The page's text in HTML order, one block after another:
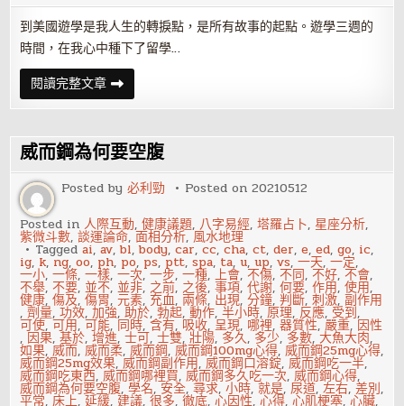
到美國遊學是我人生的轉捩點，是所有故事的起點。遊學三週的
時間，在我心中種下了留學…
閱讀完整文章為
什
麼
學
的
你，
應
該
找
會
參
加
遊
學
團？
威而鋼為何要空腹
Posted by必利勁 Posted on20210512
Posted in人際互動,健康議題, 八字易經,塔羅占卜, 星座分析,
紫微斗數,談運論命,面相分析, 風水地理
Taggedai,av,bl,body,car,cc,cha,ct,der,e,ed,go, ic,
ig, k,ng,oo, ph, po, ps,ptt,spa, ta,u,up,vs,一天,一定,
一小,一條,一樣,一次,一步,一種,上會,不傷,不同,不好,不會,
不舉,不要,並不,並非, 之前, 之後,事項,代謝,何要,作用,使用,
健康,傷及,傷胃,元素, 充血, 兩條, 出現,分鐘,判斷,刺激,副作用
,劑量,功效,加強,助於,勃起,動作,半小時,原理, 反應, 受到,
可使,可用,可能, 同時,含有, 吸收,呈現, 哪裡,器質性,嚴重, 因性
, 因果,基於,增進,士可,士雙,壯陽, 多久, 多少, 多數,大魚大肉,
如果,威而,威而柔,威而鋼,威而鋼100mg心得,威而鋼25mg心得,
威而鋼25mg效果,威而鋼副作用,威而鋼口溶錠,威而鋼吃一半,
威而鋼吃東西,威而鋼哪裡買,威而鋼多久吃一次,威而鋼心得,
威而鋼為何要空腹,學名, 安全,尋求,小時,就是,尿道,左右,差別,
平常,床上,延緩, 建議,很多,徹底,心因性,心得,心肌梗塞,心臟,